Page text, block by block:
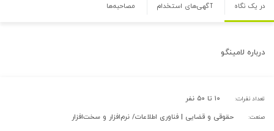
در یک نگاه آگهی‌های استخدام مصاحبه‌ها
درباره لامینگو
تعداد نفرات: ۱۰ تا ۵۰ نفر
صنعت: حقوقی و قضایی | فناوری اطلاعات/ نرم‌افزار و سخت‌افزار